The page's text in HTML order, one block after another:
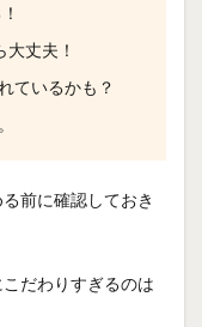
丈夫！
ているかも？
前に確認しておき
だわりすぎるのは